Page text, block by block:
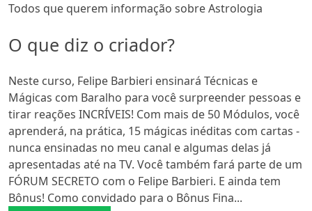
Todos que querem informação sobre Astrologia
O que diz o criador?
Neste curso, Felipe Barbieri ensinará Técnicas e
Mágicas com Baralho para você surpreender pessoas e
tirar reações INCRÍVEIS! Com mais de 50 Módulos, você
aprenderá, na prática, 15 mágicas inéditas com cartas -
nunca ensinadas no meu canal e algumas delas já
apresentadas até na TV. Você também fará parte de um
FÓRUM SECRETO com o Felipe Barbieri. E ainda tem
Bônus! Como convidado para o Bônus Fina...